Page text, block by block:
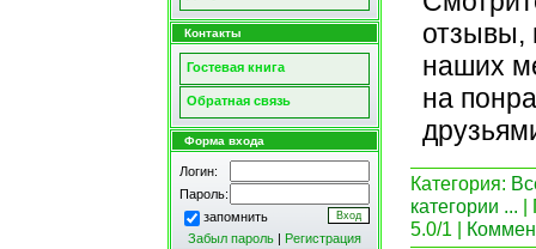
Контакты
Гостевая книга
Обратная связь
Форма входа
Логин:
Пароль:
запомнить
Забыл пароль | Регистрация
отзывы,
наших
на
Категория:
категории ... |
5.0/1 |